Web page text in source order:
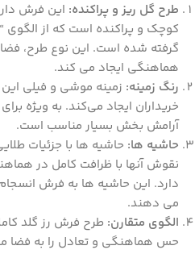
طرح گل ‌ریز و پراکنده: این فرش
کوچک و پراکنده است که از الگوی
گرفته شده است. این نوع طرح،
هماهنگی ایجاد می ‌کند.
رنگ زمینه: زمینه موشی و فیلی
خریداران ایجاد می‌کند. به ‌ویژه
آرامش ‌بخش بسیار مناسب است.
حاشیه ‌ها: حاشیه‌ ها با جزئیات
نقوش آنها با ظرافت کامل در
دارد. این حاشیه‌ ها به فرش
می‌ دهند.
الگوی متقارن: طرح فرش رز گلد
حس هماهنگی و تعادل را به فضا